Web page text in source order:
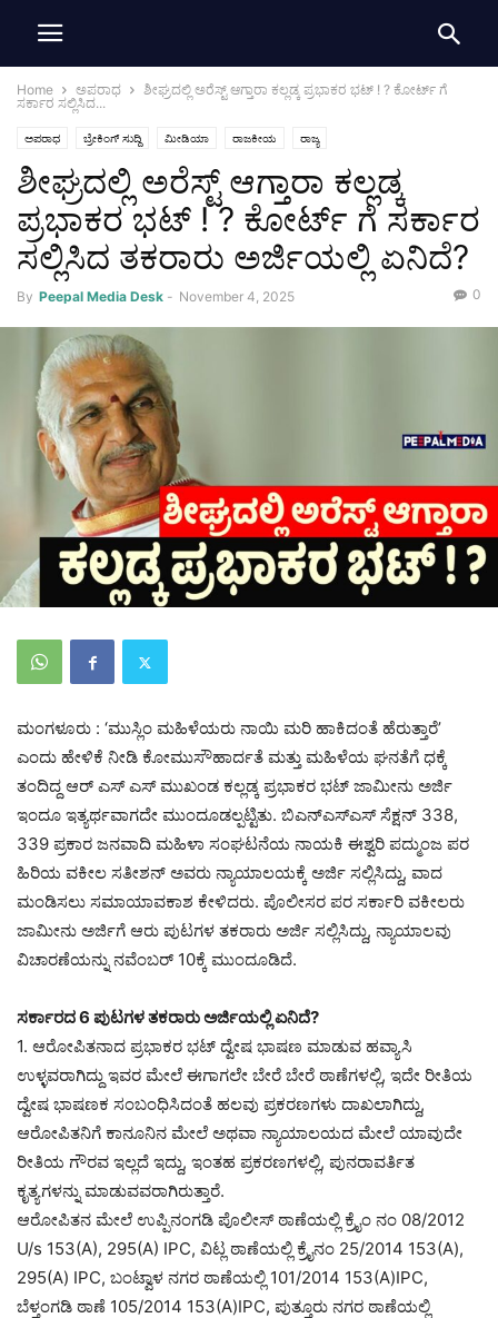
Home ಅಪರಾಧ
ಶೀಘ್ರದಲ್ಲಿ ಅರೆಸ್ಟ್ ಆಗ್ತಾರಾ ಕಲ್ಲಡ್ಕ ಪ್ರಭಾಕರ ಭಟ್ ! ? ಕೋರ್ಟ್ ಗೆ
ಸರ್ಕಾರ ಸಲ್ಲಿಸಿದ...
ಅಪರಾಧ ಬ್ರೇಕಿಂಗ್ ಸುದ್ದಿ ಮೀಡಿಯಾ ರಾಜಕೀಯ ರಾಜ್ಯ
ಶೀಘ್ರದಲ್ಲಿ ಅರೆಸ್ಟ್ ಆಗ್ತಾರಾ ಕಲ್ಲಡ್ಕ
ಪ್ರಭಾಕರ ಭಟ್ ! ? ಕೋರ್ಟ್ ಗೆ ಸರ್ಕಾರ
ಸಲ್ಲಿಸಿದ ತಕರಾರು ಅರ್ಜಿಯಲ್ಲಿ ಏನಿದೆ?
By Peepal Media Desk - November 4, 2025 0
ಮಂಗಳೂರು : ‘ಮುಸ್ಲಿಂ ಮಹಿಳೆಯರು ನಾಯಿ ಮರಿ ಹಾಕಿದಂತೆ ಹೆರುತ್ತಾರೆ’
ಎಂದು ಹೇಳಿಕೆ ನೀಡಿ ಕೋಮುಸೌಹಾರ್ದತೆ ಮತ್ತು ಮಹಿಳೆಯ ಘನತೆಗೆ ಧಕ್ಕೆ
ತಂದಿದ್ದ ಆರ್ ಎಸ್ ಎಸ್ ಮುಖಂಡ ಕಲ್ಲಡ್ಕ ಪ್ರಭಾಕರ ಭಟ್ ಜಾಮೀನು ಅರ್ಜಿ
ಇಂದೂ ಇತ್ಯರ್ಥವಾಗದೇ ಮುಂದೂಡಲ್ಪಟ್ಟಿತು. ಬಿಎನ್‌ಎಸ್‌ಎಸ್‌ ಸೆಕ್ಷನ್ 338,
339 ಪ್ರಕಾರ ಜನವಾದಿ ಮಹಿಳಾ ಸಂಘಟನೆಯ ನಾಯಕಿ ಈಶ್ವರಿ ಪದ್ಮುಂಜ ಪರ
ಹಿರಿಯ ವಕೀಲ ಸತೀಶನ್ ಅವರು ನ್ಯಾಯಾಲಯಕ್ಕೆ ಅರ್ಜಿ ಸಲ್ಲಿಸಿದ್ದು, ವಾದ
ಮಂಡಿಸಲು ಸಮಾಯಾವಕಾಶ ಕೇಳಿದರು. ಪೊಲೀಸರ ಪರ ಸರ್ಕಾರಿ ವಕೀಲರು
ಜಾಮೀನು ಅರ್ಜಿಗೆ ಆರು ಪುಟಗಳ ತಕರಾರು ಅರ್ಜಿ ಸಲ್ಲಿಸಿದ್ದು, ನ್ಯಾಯಾಲವು
ವಿಚಾರಣೆಯನ್ನು ನವೆಂಬರ್ 10ಕ್ಕೆ ಮುಂದೂಡಿದೆ.
ಸರ್ಕಾರದ 6 ಪುಟಗಳ ತಕರಾರು ಅರ್ಜಿಯಲ್ಲಿ ಏನಿದೆ?
1. ಆರೋಪಿತನಾದ ಪ್ರಭಾಕರ ಭಟ್ ದ್ವೇಷ ಭಾಷಣ ಮಾಡುವ ಹವ್ಯಾಸಿ
ಉಳ್ಳವರಾಗಿದ್ದು ಇವರ ಮೇಲೆ ಈಗಾಗಲೇ ಬೇರೆ ಬೇರೆ ಠಾಣೆಗಳಲ್ಲಿ, ಇದೇ ರೀತಿಯ
ದ್ವೇಷ ಭಾಷಣಕ ಸಂಬಂಧಿಸಿದಂತೆ ಹಲವು ಪ್ರಕರಣಗಳು ದಾಖಲಾಗಿದ್ದು,
ಆರೋಪಿತನಿಗೆ ಕಾನೂನಿನ ಮೇಲೆ ಅಥವಾ ನ್ಯಾಯಾಲಯದ ಮೇಲೆ ಯಾವುದೇ
ರೀತಿಯ ಗೌರವ ಇಲ್ಲದೆ ಇದ್ದು, ಇಂತಹ ಪ್ರಕರಣಗಳಲ್ಲಿ, ಪುನರಾವರ್ತಿತ
ಕೃತ್ಯಗಳನ್ನು ಮಾಡುವವರಾಗಿರುತ್ತಾರೆ.
ಆರೋಪಿತನ ಮೇಲೆ ಉಪ್ಪಿನಂಗಡಿ ಪೊಲೀಸ್ ಠಾಣೆಯಲ್ಲಿ ಕ್ರೈಂ ನಂ 08/2012
U/s 153(A), 295(A) IPC, ವಿಟ್ಲ ಠಾಣೆಯಲ್ಲಿ ಕ್ರೈನಂ 25/2014 153(A),
295(A) IPC, ಬಂಟ್ವಾಳ ನಗರ ಠಾಣೆಯಲ್ಲಿ 101/2014 153(A)IPC,
ಬೆಳ್ತಂಗಡಿ ಠಾಣೆ 105/2014 153(A)IPC, ಪುತ್ತೂರು ನಗರ ಠಾಣೆಯಲ್ಲಿ